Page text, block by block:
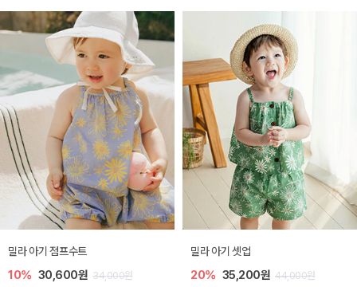
토닉 아기 민소매 티셔츠
20% 11,200원 14,000원
베티 니트 아기 민소매 티셔츠
10% 24,300원 27,000원